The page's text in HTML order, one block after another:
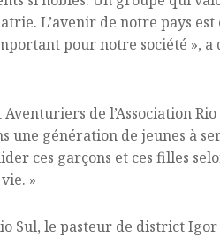
L’avenir de notre pays
pour notre société », a
de l’Association Rio
une génération de jeunes à
ces garçons et ces filles
»
Sul, le pasteur de district